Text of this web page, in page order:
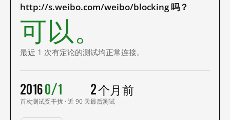
http://s.weibo.com/weibo/blocking 吗？
可以。
最近 1 次有定论的测试均正常连接。
2016
首次测试
0/1
受干扰 · 近 90 天
2 个月前
最后测试